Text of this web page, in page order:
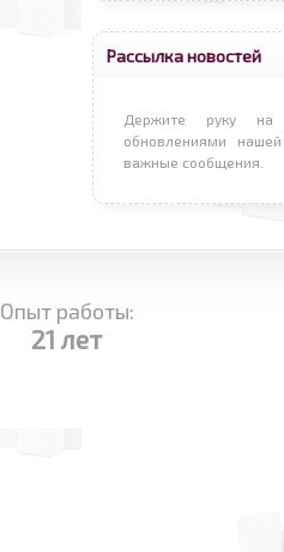
Рассылка новостей
Держите руку на
обновлениями
важные сообщения.
Опыт работы:
21 лет